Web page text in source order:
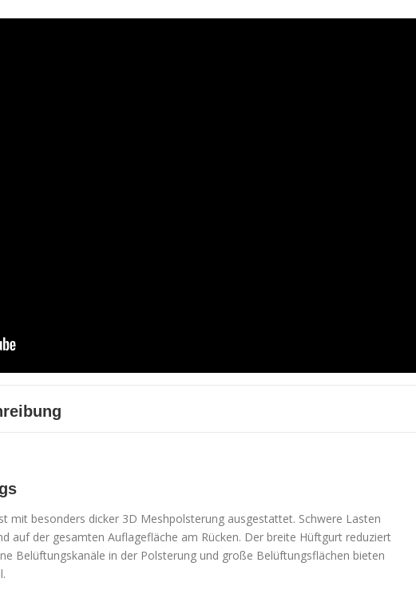
mit besonders dicker 3D Meshpolsterung ausgestattet. Schwere Lasten
auf der gesamten Auflagefläche am Rücken. Der breite Hüftgurt reduziert
Belüftungskanäle in der Polsterung und große Belüftungsflächen bieten